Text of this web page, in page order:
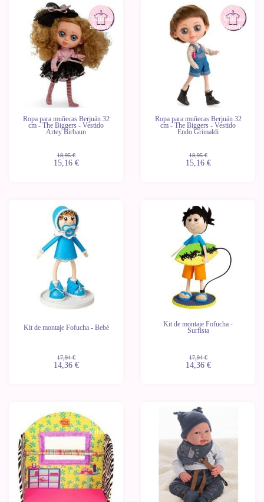
Últimas
unidades
Ropa para muñecas Berjuán 32
cm - The Biggers - Vestido
Artey Birbaun
18,95 €
-20%
15,16 €
Últimas
unidades
Ropa para muñecas Berjuán 32
cm - The Biggers - Vestido
Endo Grimaldi
18,95 €
15,16 €
Kit de montaje Fofucha - Bebé
17,94 €
14,36 €
Kit de montaje Fofucha -
Surfista
17,94 €
14,36 €
Últimas
unidades